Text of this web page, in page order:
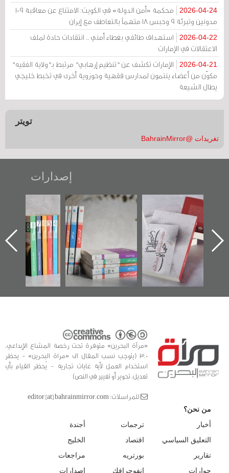
2026-04-24
محكمة «أمن الدولة» في الكويت: الامتناع عن معاقبة 109
مدونين وتبرئة 9 وحبس 18 متهماً بالتعاطف مع إيران
2026-04-22
استهداف طائفي بغطاء أمني .. انتقادات حادة لملف
الاعتقالات في الإمارات
2026-04-21
الإمارات تكشف عن "تنظيم إرهابي" مرتبط بـ"ولاية الفقيه"
مكوّن من أعضاء ينتمون لمدارس فقهية وحوزوية أخرى في تخبط خليجي
يطال الشيعة
تويتر
تغريدات @BahrainMirror
إصدارات
"حماة الباب الأخير":
الإصدار الأول عن
اعتصام الدراز
وأحداث ساحة
الفداء لمركز أوال
للدراسات والتوثيق
تصنيف موضوعي
للوثائق البريطانية
يقدمه «مركز أوال»
في سلسلة من 5
كتب
تصدر حصاد
الساحات 2019
«مرآة البحرين» متوفرة تحت رخصة المشاع الإبداعي،
3.0 (يتوجب نسب المقال الى «مراة البحرين» - يحظر
استخدام العمل لأية غايات تجارية - يُحظر القيام بأي
تعديل، تحوير أو تغيير في النص)
للمراسلات: editor [at] bahrainmirror.com
من نحن؟
أخبار
التعليق السياسي
تقارير
حوارات
ترجمات
اقتصاد
بورتريه
انفوجرافك
أجندة
الخليج
مراجعات
إصدارات